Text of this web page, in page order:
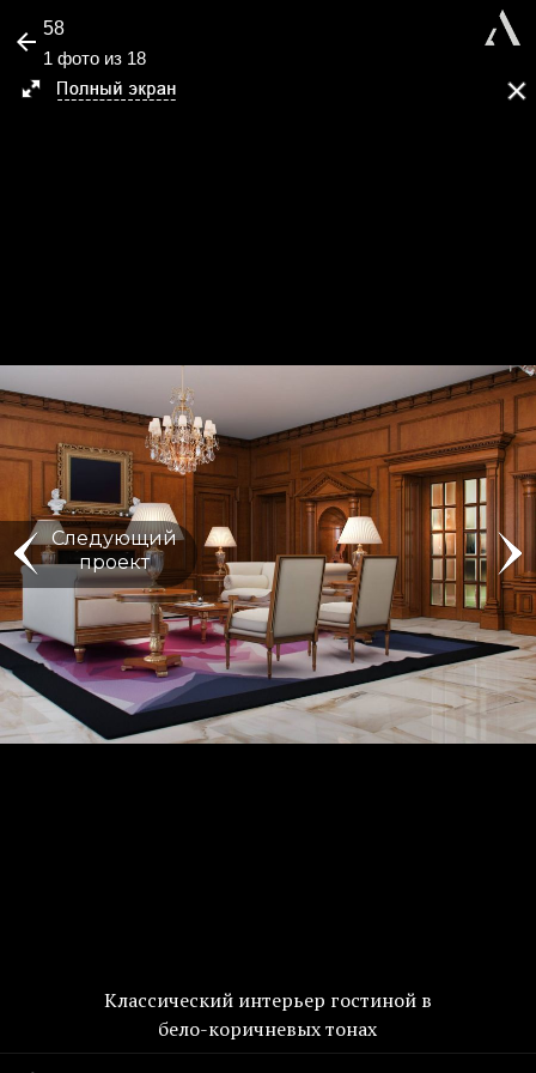
58
1 фото из 18
Следующий
проект
Классический интерьер гостиной в
бело-коричневых тонах